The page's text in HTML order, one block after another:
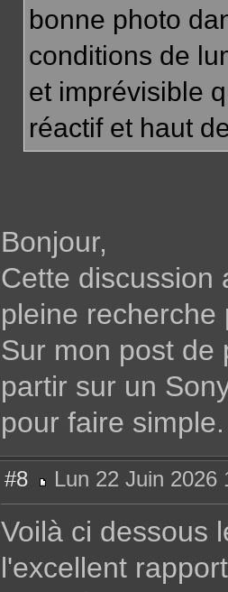
bonne photo
conditions de
et imprévisible
réactif et haut
Bonjour,
Cette discussion
pleine recherche
Sur mon post de
partir sur un
pour faire
#8
e
s
a
Lun 22 Juin 2026
Voilà ci dessous
l'excellent